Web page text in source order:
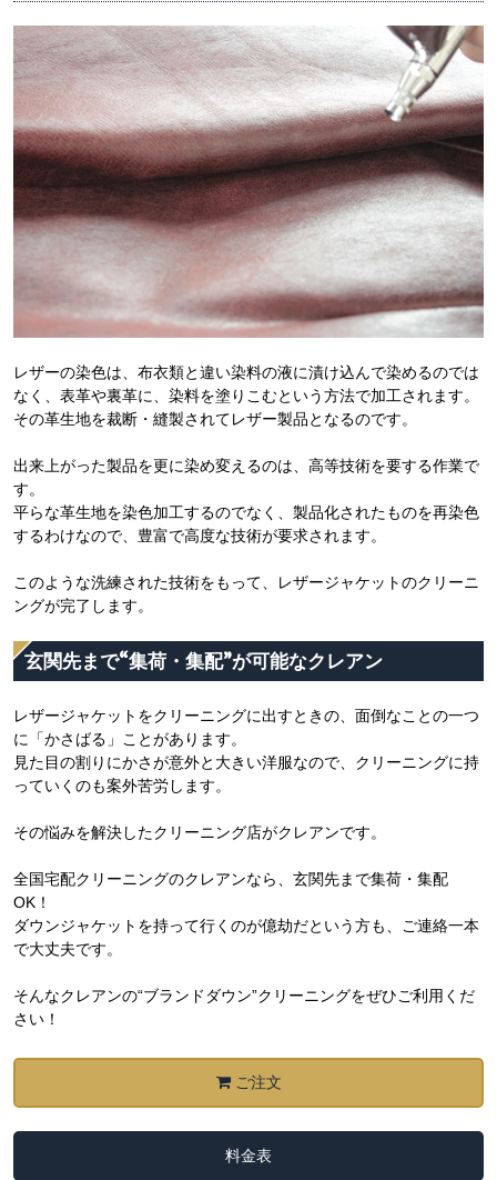
レザーの染色は、布衣類と違い染料の液に漬け込んで染めるのでは
なく、表革や裏革に、染料を塗りこむという方法で加工されます。
その革生地を裁断・縫製されてレザー製品となるのです。
出来上がった製品を更に染め変えるのは、高等技術を要する作業で
す。
平らな革生地を染色加工するのでなく、製品化されたものを再染色
するわけなので、豊富で高度な技術が要求されます。
このような洗練された技術をもって、レザージャケットのクリーニ
ングが完了します。
玄関先まで“集荷・集配”が可能なクレアン
レザージャケットをクリーニングに出すときの、面倒なことの一つ
に「かさばる」ことがあります。
見た目の割りにかさが意外と大きい洋服なので、クリーニングに持
っていくのも案外苦労します。
その悩みを解決したクリーニング店がクレアンです。
全国宅配クリーニングのクレアンなら、玄関先まで集荷・集配
OK！
ダウンジャケットを持って行くのが億劫だという方も、ご連絡一本
で大丈夫です。
そんなクレアンの“ブランドダウン”クリーニングをぜひご利用くだ
さい！
ご注文
料金表